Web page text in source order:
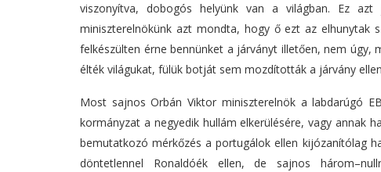
viszonyítva, dobogós helyünk van a világban. Ez
miniszterelnökünk azt mondta, hogy ő ezt az elhunytak
felkészülten érne bennünket a járványt illetően, nem úgy,
élték világukat, fülük botját sem mozdították a járvány
Most sajnos Orbán Viktor miniszterelnök a labdarúgó
kormányzat a negyedik hullám elkerülésére, vagy annak
bemutatkozó mérkőzés a portugálok ellen kijózanítólag
döntetlennel Ronaldóék ellen, de sajnos